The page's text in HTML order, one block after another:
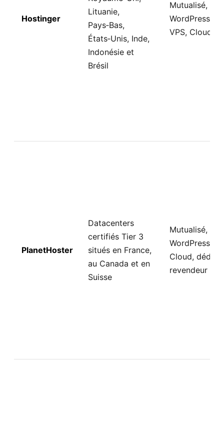
Hostinger
Lituanie,
Pays‑Bas,
États‑Unis, Inde,
Indonésie et
Brésil
Mutualisé,
WordPress,
VPS, Cloud
PlanetHoster
Datacenters
certifiés Tier 3
situés en France,
au Canada et en
Suisse
Mutualisé,
WordPress,
Cloud, dédié,
revendeur